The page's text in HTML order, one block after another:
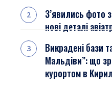
З’явились фото
нові деталі
Викрадені бази
Мальдіви”: що
курортом в